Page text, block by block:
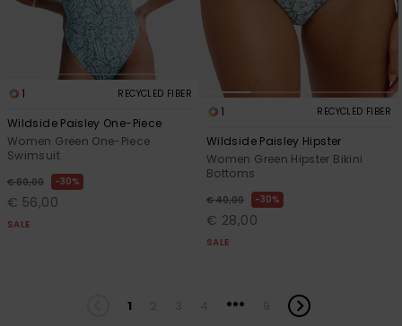
1 RECYCLED FIBER
Wildside Paisley One-Piece
Women Green One-Piece
Swimsuit
€ 80,00 30%
€ 56,00
SALE
1 RECYCLED FIBER
Wildside Paisley Hipster
Women Green Hipster Bikini
Bottoms
€ 40,00 30%
€ 28,00
SALE
1 ...